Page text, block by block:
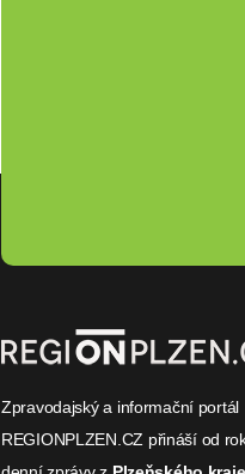
Zpravodajský a informační portál
REGIONPLZEN.CZ přináší od